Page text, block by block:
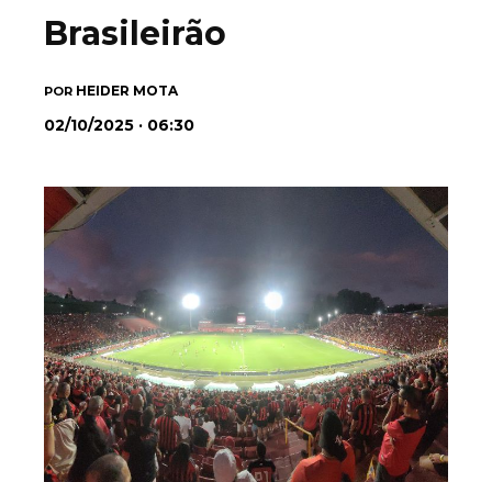
Brasileirão
POR HEIDER MOTA
02/10/2025 · 06:30